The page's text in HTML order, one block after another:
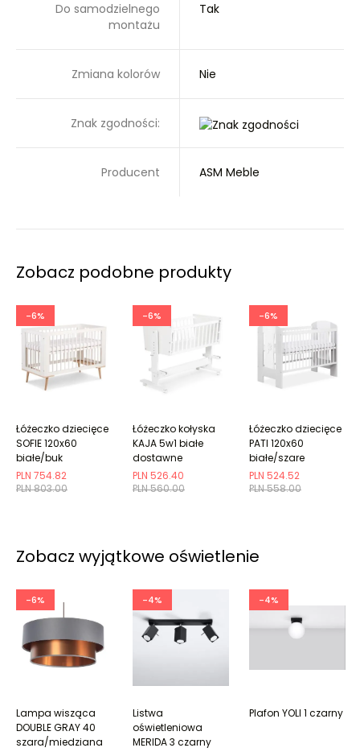
Do samodzielnego
montażu
Tak
Zmiana kolorów Nie
Znak zgodności:
Producent ASM Meble
Zobacz podobne produkty
-6%
PLN 803.00
PLN 754.82
Łóżeczko dziecięce
SOFIE 120x60
białe/buk
-6%
PLN 560.00
PLN 526.40
Łóżeczko kołyska
KAJA 5w1 białe
dostawne
-6%
PLN 558.00
PLN 524.52
Łóżeczko dziecięce
PATI 120x60
białe/szare
Zobacz wyjątkowe oświetlenie
-6%
Lampa wisząca
DOUBLE GRAY 40
szara/miedziana
-4%
Listwa
oświetleniowa
MERIDA 3 czarny
-4%
Plafon YOLI 1 czarny